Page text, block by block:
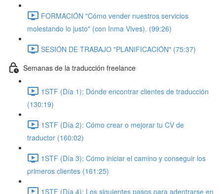
FORMACIÓN "Cómo vender nuestros servicios
molestando lo justo" (con Inma Vives). (99:26)
SESIÓN DE TRABAJO "PLANIFICACIÓN" (75:37)
Semanas de la traducción freelance
1STF (Día 1): Dónde encontrar clientes de traducción
(130:19)
1STF (Día 2): Cómo crear o mejorar tu CV de
traductor (160:02)
1STF (Día 3): Cómo iniciar el camino y conseguir los
primeros clientes (161:25)
1STF (Día 4): Los siguientes pasos para adentrarse en